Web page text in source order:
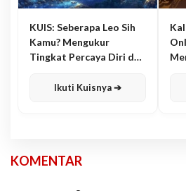
KUIS: Seberapa Leo Sih
Kamu? Mengukur
Tingkat Percaya Diri dan
Ikuti Kuisnya ➔
KOMENTAR